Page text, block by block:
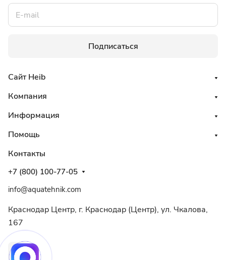
Подписаться
Сайт Heib
Компания
Информация
Помощь
Контакты
+7 (800) 100-77-05
info@aquatehnik.com
Краснодар Центр, г. Краснодар (Центр), ул. Чкалова,
167